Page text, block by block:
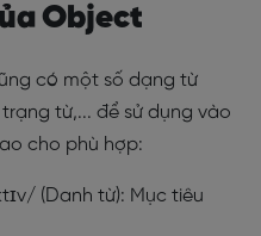
Object
có một số dạng từ
từ,... để sử dụng vào
cho phù hợp:
(Danh từ): Mục tiêu